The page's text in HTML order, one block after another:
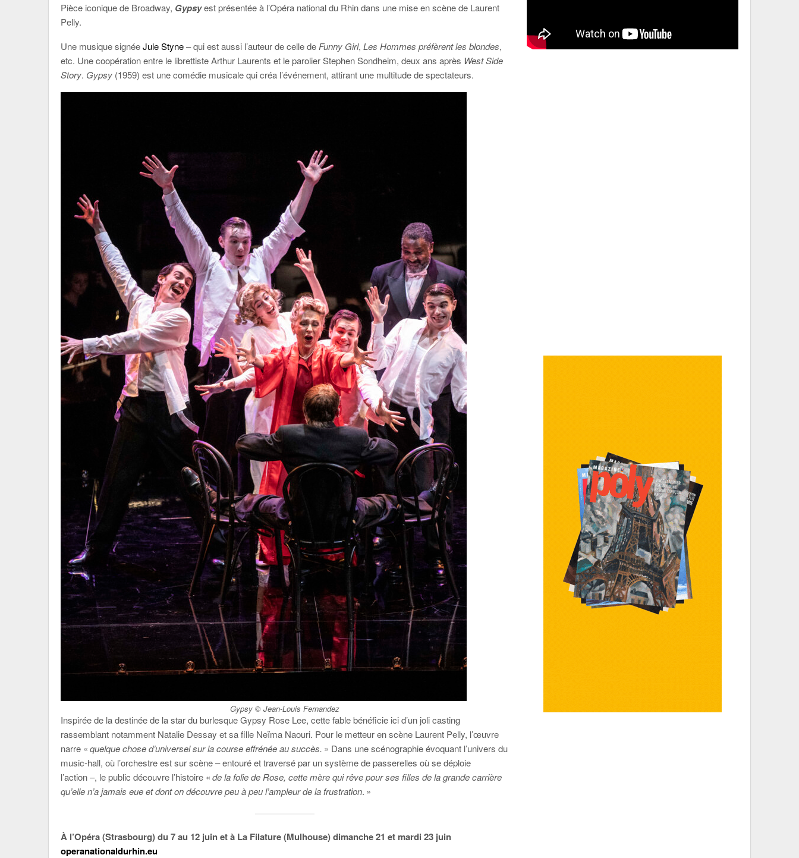
Pièce iconique de Broadway, Gypsyest présentée à l’Opéra national du Rhin dans une mise en scène de Laurent
Pelly.
Une musique signéeJule Styne– qui est aussi l’auteur de celle de Funny Girl, Les Hommes préfèrent les blondes,
etc. Une coopération entre le librettiste Arthur Laurents et le parolier Stephen Sondheim, deux ans après West Side
Story. Gypsy (1959) est une comédie musicale qui créa l’événement, attirant une multitude de spectateurs.
Gypsy © Jean-Louis Fernandez
Inspirée de la destinée de la star du burlesque Gypsy Rose Lee, cette fable bénéficie ici d’un joli casting
rassemblant notamment Natalie Dessay et sa fille Neïma Naouri. Pour le metteur en scène Laurent Pelly, l’œuvre
narre «quelque chose d’universel sur la course effrénée au succès. » Dans une scénographie évoquant l’univers du
music-hall, où l’orchestre est sur scène – entouré et traversé par un système de passerelles où se déploie
l’action –, le public découvre l’histoire «de la folie de Rose, cette mère qui rêve pour ses filles de la grande carrière
qu’elle n’a jamais eue et dont on découvre peu à peu l’ampleur de la frustration. »
À l’Opéra (Strasbourg) du 7 au 12 juin et à La Filature (Mulhouse) dimanche 21 et mardi 23 juin
operanationaldurhin.eu